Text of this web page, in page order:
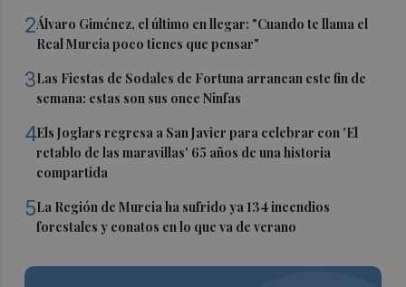
2Álvaro Giménez, el último en llegar: "Cuando te llama el
Real Murcia poco tienes que pensar"
3Las Fiestas de Sodales de Fortuna arrancan este fin de
semana: estas son sus once Ninfas
4Els Joglars regresa a San Javier para celebrar con 'El
retablo de las maravillas' 65 años de una historia
compartida
5La Región de Murcia ha sufrido ya 134 incendios
forestales y conatos en lo que va de verano